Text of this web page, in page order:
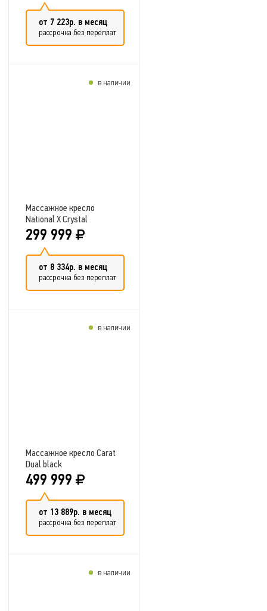
от 7 223р. в месяц
рассрочка без переплат
Массажное кресло
National X Crystal
299 999
от 8 334р. в месяц
рассрочка без переплат
в наличии
Массажное кресло Carat
Dual black
499 999
от 13 889р. в месяц
рассрочка без переплат
в наличии
в наличии